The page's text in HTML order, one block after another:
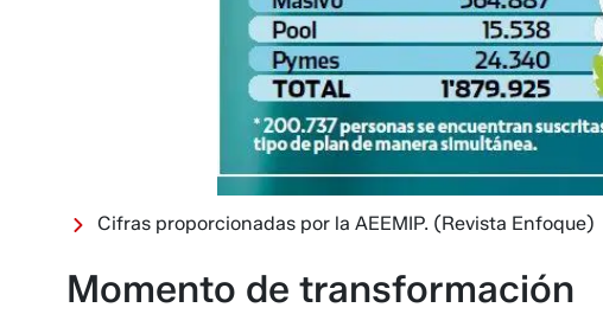
Cifras proporcionadas por la AEEMIP. (Revista Enfoque)
Momento de transformación